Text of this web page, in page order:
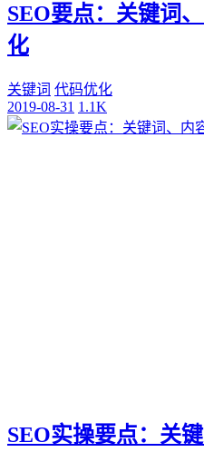
SEO要点：关键词
化
关键词 代码优化
2019-08-31 1.1K
SEO实操要点：关